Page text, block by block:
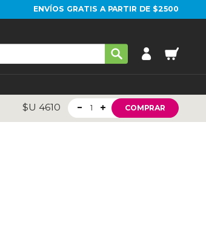
ENVÍOS GRATIS A PARTIR DE $2500
$U 4610 1 COMPRAR